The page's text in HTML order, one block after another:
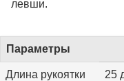
левши.
Параметры
Длина рукоятки 25